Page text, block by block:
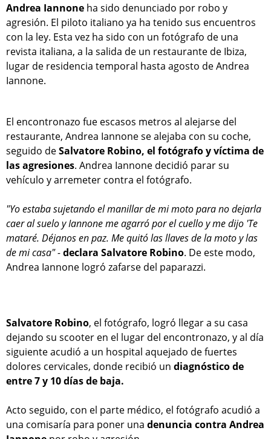
Andrea Iannone ha sido denunciado por robo y
agresión. El piloto italiano ya ha tenido sus encuentros
con la ley. Esta vez ha sido con un fotógrafo de una
revista italiana, a la salida de un restaurante de Ibiza,
lugar de residencia temporal hasta agosto de Andrea
Iannone.
El encontronazo fue escasos metros al alejarse del
restaurante, Andrea Iannone se alejaba con su coche,
seguido deSalvatore Robino, el fotógrafo y víctima de
las agresiones. Andrea Iannone decidió parar su
vehículo y arremeter contra el fotógrafo.
"Yo estaba sujetando el manillar de mi moto para no dejarla
caer al suelo y Iannone me agarró por el cuello y me dijo 'Te
mataré. Déjanos en paz. Me quitó las llaves de la moto y las
de mi casa" -declara Salvatore Robino. De este modo,
Andrea Iannone logró zafarse del paparazzi.
Salvatore Robino, el fotógrafo, logró llegar a su casa
dejando su scooter en el lugar del encontronazo, y al día
siguiente acudió a un hospital aquejado de fuertes
dolores cervicales, donde recibió un diagnóstico de
entre 7 y 10 días de baja.
Acto seguido, con el parte médico, el fotógrafo acudió a
una comisaría para poner una denuncia contra Andrea